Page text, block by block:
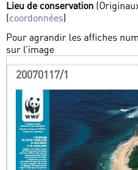
Lieu de conservation
(coordonnées)
Pour agrandir les affiches
sur l’image
20070117/1